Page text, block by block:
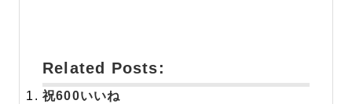
Related Posts:
祝600いいね